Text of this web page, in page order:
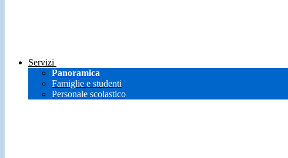
Servizi
Panoramica
Famiglie e studenti
Personale scolastico